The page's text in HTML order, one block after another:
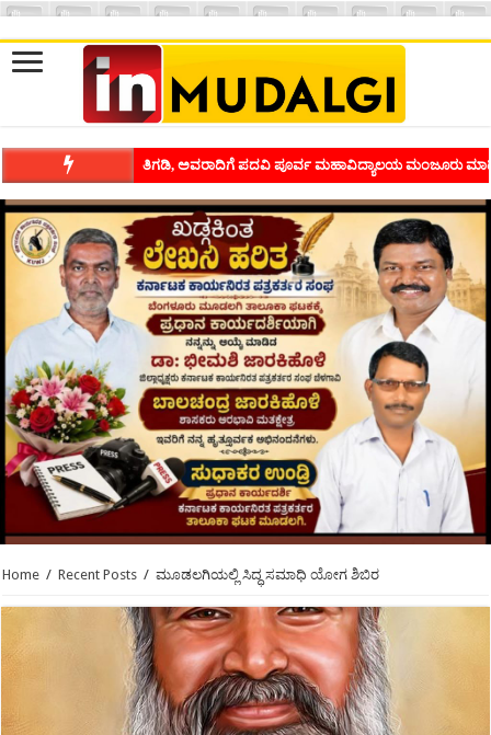
ಶಿವಾಪುರದಲ್ಲಿ ಕವಿಗೋಷ್ಠಿಯ ಸಂಭ್ರಮ ಭಾವನೆಗಳನ್ನು ಕಟ್ಟಿಕೊಡುವ
Home / Recent Posts / ಮೂಡಲಗಿಯಲ್ಲಿ ಸಿದ್ಧ ಸಮಾಧಿ ಯೋಗ ಶಿಬಿರ